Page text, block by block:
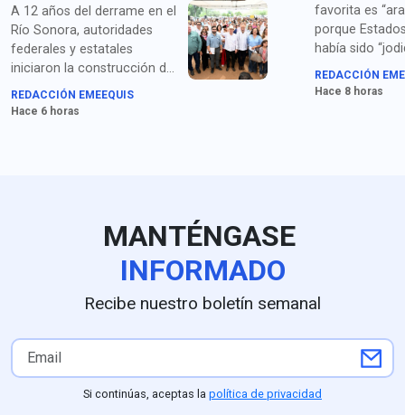
A 12 años del derrame en el
Río Sonora, autoridades
federales y estatales
iniciaron la construcción del
Hospital Regional en Ures,
con una inversión superior a
REDACCIÓN EMEEQUIS
Hace 6 horas
favorita es
porque
había sido
años por
Corea del Sur,
REDACCIÓN
Hace 8 horas
MANTÉNGASE
INFORMADO
Recibe nuestro boletín semanal
Si continúas, aceptas la política de privacidad